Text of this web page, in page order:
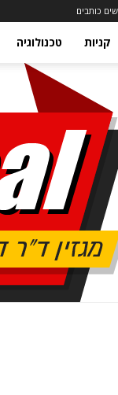
כותבים
קניות טכנולוגיה